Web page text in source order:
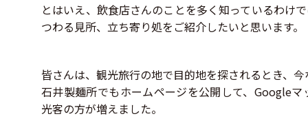
とはいえ、飲食店さんのことを多く知っているわけ
つわる見所、立ち寄り処をご紹介したいと思います。
皆さんは、観光旅行の地で目的地を探されるとき、
石井製麺所でもホームページを公開して、Google
光客の方が増えました。